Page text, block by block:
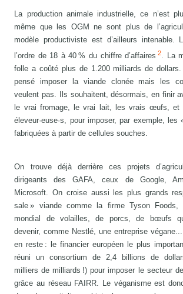
La production animale industrielle, ce n’est
même que les OGM ne sont plus de
modèle productiviste est d’ailleurs intenable.
l’ordre de 18 à 40 % du chiffre d’affaires 2. La
folle a coûté plus de 1.200 milliards de
pensé imposer la viande clonée mais les
veulent pas. Ils souhaitent, désormais, en finir
le vrai fromage, le vrai lait, les vrais œufs, et
éleveur·euse·s, pour imposer, par exemple, les
fabriquées à partir de cellules souches.
On trouve déjà derrière ces projets
dirigeants des GAFA, ceux de Google,
Microsoft. On croise aussi les plus grands
sale » viande comme la firme Tyson Foods,
mondial de volailles, de porcs, de bœufs
devenir, comme Nestlé, une entreprise végane...
en reste : le financier européen le plus
réuni un consortium de 2,4 billions de
milliers de milliards !) pour imposer le secteur
grâce au réseau FAIRR. Le véganisme est